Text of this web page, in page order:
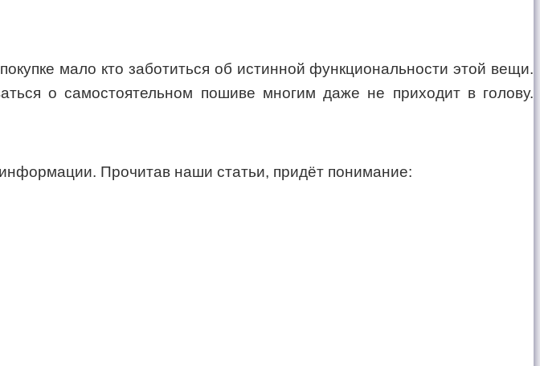
мало кто заботиться об истинной функциональности этой вещи.
о самостоятельном пошиве многим даже не приходит в голову.
Прочитав наши статьи, придёт понимание: